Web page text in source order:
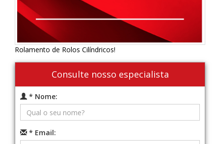
Rolamento de Rolos Cilíndricos!
Consulte nosso especialista
* Nome:
* Email: